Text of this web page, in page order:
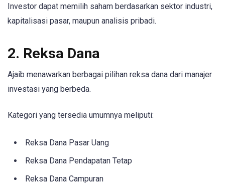
Investor dapat memilih saham berdasarkan sektor industri,
kapitalisasi pasar, maupun analisis pribadi.
2. Reksa Dana
Ajaib menawarkan berbagai pilihan reksa dana dari manajer
investasi yang berbeda.
Kategori yang tersedia umumnya meliputi:
Reksa Dana Pasar Uang
Reksa Dana Pendapatan Tetap
Reksa Dana Campuran